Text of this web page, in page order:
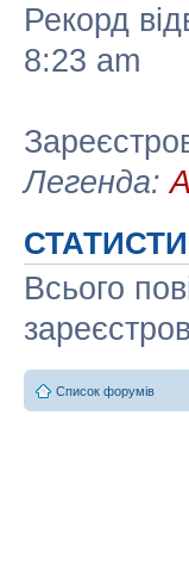
Рекорд
8:23 am
Легенда:
Всього
Список форумів